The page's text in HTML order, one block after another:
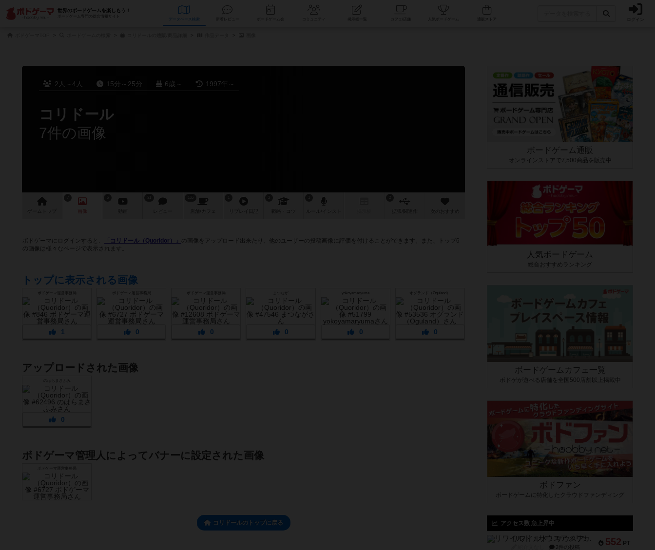
世界のボードゲームを楽しもう！
ボードゲーム専門の総合情報サイト
データベース コミュニティ 人気ボードゲーム ログイン
2人～4人 15分～25分 6歳～ 1997年～
コリドール
7件の画像
ゲーム 画像 レビュー 店舗/ カフェ 戦略 作 次のおすすめ
ボドゲーマにログインすると、 「コリドール（Quoridor）」 の画像をアップロード出来たり、他のユーザーの投稿画像に評価を付けることができます。また、トップ6
の画像は様々なページで表示されます。
トップに表示される画像
ボドゲーマ運営事務局
1
ボドゲーマ運営事務局
0
ボドゲーマ運営事務局
0
まつなが
0
yokoyamaryuma
0
オグランド（Oguland）
0
アップロードされた画像
0
ボドゲーマ管理人によってバナーに設定された画像
ボドゲーマ運営事務局
コリドールのトップに戻る
ボードゲーム通販
オンラインストアで7,500商品を販売中
人気ボードゲーム
総合おすすめランキング
ボードゲームカフェ一覧
ボドゲが遊べる店舗を全国500店舗以上掲載中
ボドファン
ボードゲームに特化したクラウドファンディング
アクセス数 急上昇中
552 PT
リワイルド：サウスアメリカ
2件の投稿